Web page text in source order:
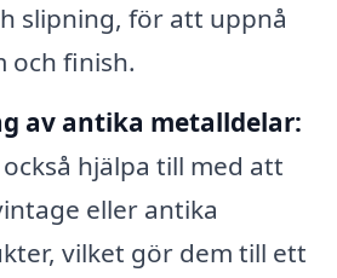
slipning, för att uppnå
och finish.
av antika metalldelar:
hjälpa till med att
eller antika
vilket gör dem till ett